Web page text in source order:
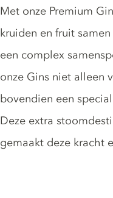
Gin description
Met onze Premium
kruiden en fruit
een complex
onze Gins niet alleen
bovendien een
Deze extra
gemaakt deze kracht